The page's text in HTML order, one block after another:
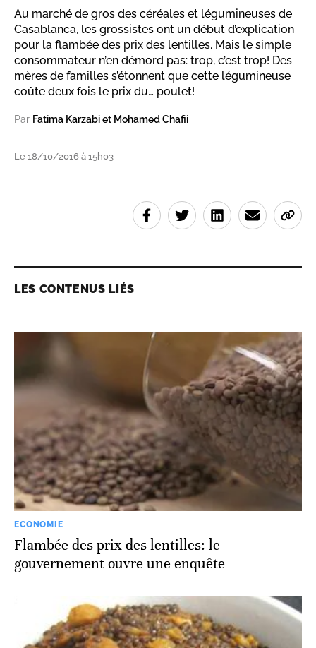
Au marché de gros des céréales et légumineuses de
Casablanca, les grossistes ont un début d’explication
pour la flambée des prix des lentilles. Mais le simple
consommateur n’en démord pas: trop, c’est trop! Des
mères de familles s’étonnent que cette légumineuse
coûte deux fois le prix du… poulet!
Par Fatima Karzabi et Mohamed Chafii
Le 18/10/2016 à 15h03
LES CONTENUS LIÉS
ECONOMIE
Flambée des prix des lentilles: le
gouvernement ouvre une enquête